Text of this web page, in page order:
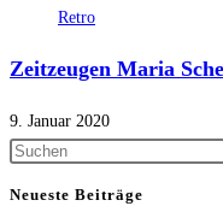
Zeitzeugen Maria
9. Januar 2020
Neueste Beiträge